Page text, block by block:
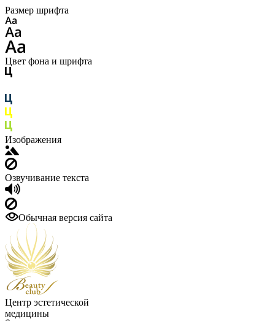
Размер шрифта
Цвет фона и шрифта
Изображения
Озвучивание текста
Обычная версия сайта
Центр эстетической
медицины